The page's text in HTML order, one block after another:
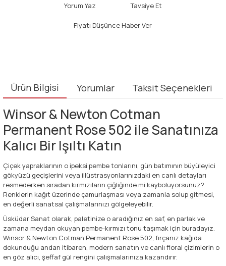
Yorum Yaz Tavsiye Et
Fiyatı Düşünce Haber Ver
Ürün Bilgisi Yorumlar Taksit Seçenekleri
Winsor & Newton Cotman
Permanent Rose 502 ile Sanatınıza
Kalıcı Bir Işıltı Katın
Çiçek yapraklarının o ipeksi pembe tonlarını, gün batımının büyüleyici
gökyüzü geçişlerini veya illüstrasyonlarınızdaki en canlı detayları
resmederken sıradan kırmızıların çiğliğinde mi kayboluyorsunuz?
Renklerin kağıt üzerinde çamurlaşması veya zamanla solup gitmesi,
en değerli sanatsal çalışmalarınızı gölgeleyebilir.
Üsküdar Sanat olarak, paletinize o aradığınız en saf, en parlak ve
zamana meydan okuyan pembe-kırmızı tonu taşımak için buradayız.
Winsor & Newton Cotman Permanent Rose 502, fırçanız kağıda
dokunduğu andan itibaren, modern sanatın ve canlı floral çizimlerin o
en göz alıcı, şeffaf gül rengini çalışmalarınıza kazandırır.